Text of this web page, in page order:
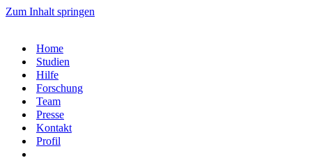
Zum Inhalt springen
Home
Studien
Hilfe
Forschung
Team
Presse
Kontakt
Profil